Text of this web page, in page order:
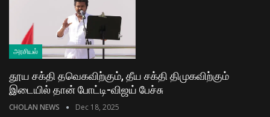
அரசியல்
தூய சக்தி தவெகவிற்கும், தீய சக்தி திமுகவிற்கும்
இடையில் தான் போட்டி-விஜய் பேச்சு
CHOLAN NEWS Dec 18, 2025